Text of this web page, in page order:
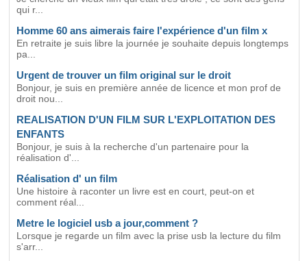
qui r...
Homme 60 ans aimerais faire l'expérience d'un film x
En retraite je suis libre la journée je souhaite depuis longtemps
pa...
Urgent de trouver un film original sur le droit
Bonjour, je suis en première année de licence et mon prof de
droit nou...
REALISATION D'UN FILM SUR L'EXPLOITATION DES
ENFANTS
Bonjour, je suis à la recherche d'un partenaire pour la
réalisation d'...
Réalisation d' un film
Une histoire à raconter un livre est en court, peut-on et
comment réal...
Metre le logiciel usb a jour,comment ?
Lorsque je regarde un film avec la prise usb la lecture du film
s'arr...